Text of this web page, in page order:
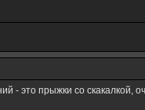
- это прыжки со скакалкой,